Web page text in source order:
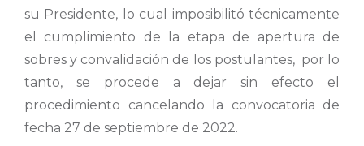
su Presidente, lo cual imposibilitó técnicamente
el cumplimiento de la etapa de apertura de
sobres y convalidación de los postulantes, por lo
tanto, se procede a dejar sin efecto el
procedimiento cancelando la convocatoria de
fecha 27 de septiembre de 2022.